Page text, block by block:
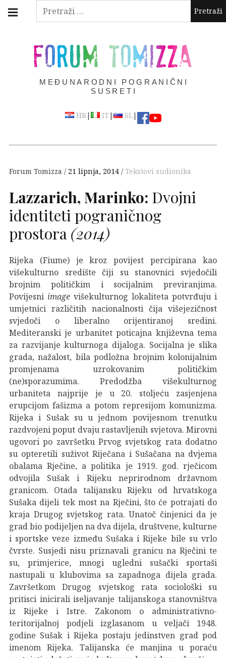
Pretraži:
Skip
FORUM TOMIZZA
MEĐUNARODNI POGRANIČNI
SUSRETI
HR| IT | SL|
navigation
Forum Tomizza 21 lipnja, 2014 Tekstovi sudionika
Lazzarich, Marinko: Dvojni
identiteti pograničnog
prostora (2014)
Rijeka (Fiume) je kroz povijest percipirana kao
višekulturno središte čiji su stanovnici svjedočili
brojnim političkim i socijalnim previranjima.
Povijesni image višekulturnog lokaliteta potvrđuju i
umjetnici različitih nacionalnosti čija višejezičnost
svjedoči o liberalno orijentiranoj sredini.
Mediteranski je urbanitet poticajna književna tema
za razvijanje kulturnoga dijaloga. Socijalna je slika
grada, nažalost, bila podložna brojnim kolonijalnim
promjenama uzrokovanim političkim
(ne)sporazumima. Predodžba višekulturnog
urbaniteta najprije je u 20. stoljeću zasjenjena
erupcijom fašizma a potom represijom komunizma.
Rijeka i Sušak su u jednom povijesnom trenutku
razdvojeni poput dvaju rastavljenih svjetova. Mirovni
ugovori po završetku Prvog svjetskog rata dodatno
su opteretili suživot Riječana i Sušačana na dvjema
obalama Rječine, a politika je 1919. god. rječicom
odvojila Sušak i Rijeku neprirodnom državnom
granicom. Otada talijansku Rijeku od hrvatskoga
Sušaka dijeli tek most na Rječini, što će potrajati do
kraja Drugog svjetskog rata. Unatoč činjenici da je
grad bio podijeljen na dva dijela, društvene, kulturne
i sportske veze između Sušaka i Rijeke bile su vrlo
čvrste. Susjedi nisu priznavali granicu na Rječini te
su, primjerice, mnogi ugledni sušački sportaši
nastupali u klubovima sa zapadnoga dijela grada.
Završetkom Drugog svjetskog rata sociološki su
pritisci inicirali iseljavanje talijanskoga stanovništva
iz Rijeke i Istre. Zakonom o administrativno-
teritorijalnoj podjeli izglasanom u veljači 1948.
godine Sušak i Rijeka postaju jedinstven grad pod
imenom Rijeka. Talijanska će manjina u poraću